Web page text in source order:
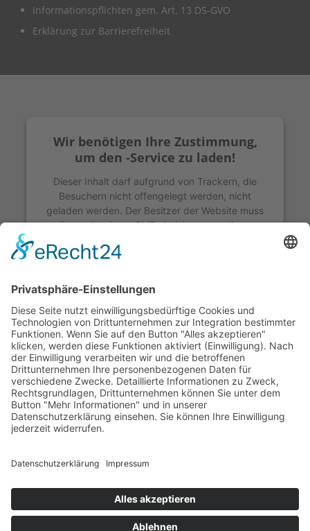
Informationspflichten gem. Art. 13 DS-GVO
Erklärung zur Barrierefreiheit
Wir benötigen Ihre Zustimmung,
um den -Service zu laden!
Dieser Inhalt darf aufgrund von Trackern, die
Besuchern nicht offengelegt werden, nicht
geladen werden. Der Besitzer der Website muss
diese mit seinem CMP einrichten, um diesen
Platform&
© 2026 stegu Druckcenter GmbH. made bywebfriends GmbH